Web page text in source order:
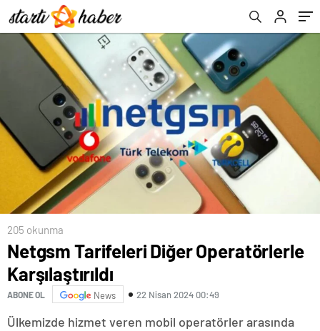
205 okunma
Netgsm Tarifeleri Diğer Operatörlerle
Karşılaştırıldı
ABONE OL News 22 Nisan 2024 00:49
Ülkemizde hizmet veren mobil operatörler arasında